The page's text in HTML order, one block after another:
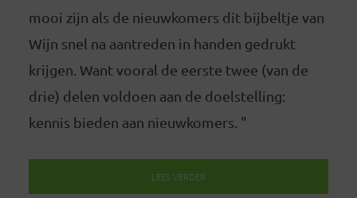
mooi zijn als de nieuwkomers dit bijbeltje van
Wijn snel na aantreden in handen gedrukt
krijgen. Want vooral de eerste twee (van de
drie) delen voldoen aan de doelstelling:
kennis bieden aan nieuwkomers. "
LEES VERDER